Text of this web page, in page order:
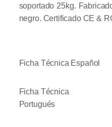
soportado 25kg.
negro. Certificado CE &
Ficha Técnica Español
Ficha Técnica
Portugués